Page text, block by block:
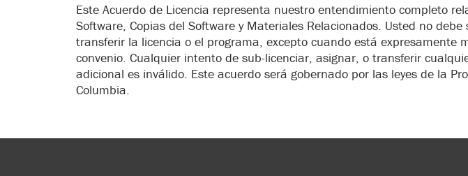
Este Acuerdo de Licencia representa nuestro entendimiento completo
Software, Copias del Software y Materiales Relacionados. Usted no
transferir la licencia o el programa, excepto cuando está expresamente
convenio. Cualquier intento de sub-licenciar, asignar, o transferir
adicional es inválido. Este acuerdo será gobernado por las leyes de la
Columbia.